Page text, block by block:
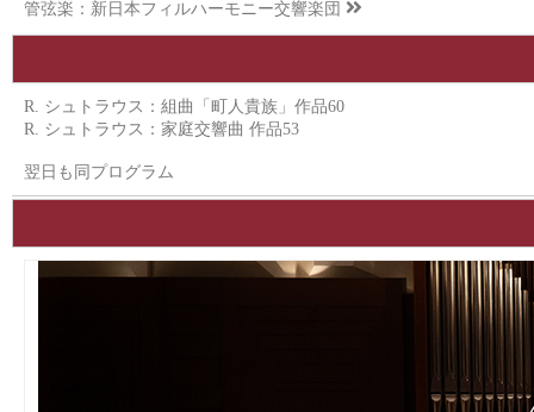
管弦楽： 新日本フィルハーモニー交響楽団
R. シュトラウス：組曲「町人貴族」作品60
R. シュトラウス：家庭交響曲 作品53
翌日も同プログラム